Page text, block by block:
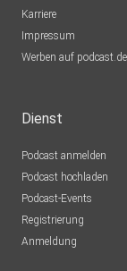
Karriere
Impressum
Werben auf podcast.de
Dienst
Podcast anmelden
Podcast hochladen
Podcast-Events
Registrierung
Anmeldung